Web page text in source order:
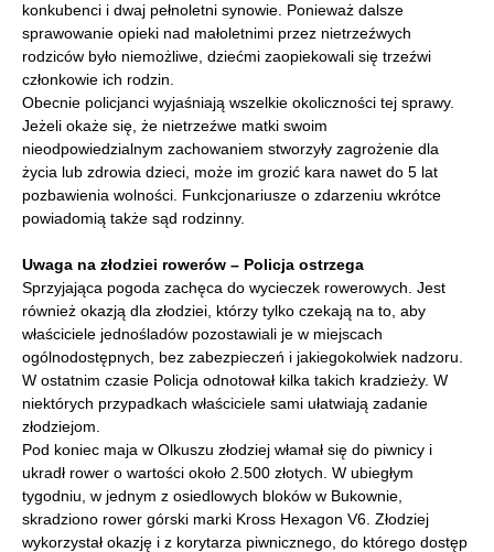
konkubenci i dwaj pełnoletni synowie. Ponieważ dalsze
sprawowanie opieki nad małoletnimi przez nietrzeźwych
rodziców było niemożliwe, dziećmi zaopiekowali się trzeźwi
członkowie ich rodzin.
Obecnie policjanci wyjaśniają wszelkie okoliczności tej sprawy.
Jeżeli okaże się, że nietrzeźwe matki swoim
nieodpowiedzialnym zachowaniem stworzyły zagrożenie dla
życia lub zdrowia dzieci, może im grozić kara nawet do 5 lat
pozbawienia wolności. Funkcjonariusze o zdarzeniu wkrótce
powiadomią także sąd rodzinny.
Uwaga na złodziei rowerów – Policja ostrzega
Sprzyjająca pogoda zachęca do wycieczek rowerowych. Jest
również okazją dla złodziei, którzy tylko czekają na to, aby
właściciele jednośladów pozostawiali je w miejscach
ogólnodostępnych, bez zabezpieczeń i jakiegokolwiek nadzoru.
W ostatnim czasie Policja odnotował kilka takich kradzieży. W
niektórych przypadkach właściciele sami ułatwiają zadanie
złodziejom.
Pod koniec maja w Olkuszu złodziej włamał się do piwnicy i
ukradł rower o wartości około 2.500 złotych. W ubiegłym
tygodniu, w jednym z osiedlowych bloków w Bukownie,
skradziono rower górski marki Kross Hexagon V6. Złodziej
wykorzystał okazję i z korytarza piwnicznego, do którego dostęp